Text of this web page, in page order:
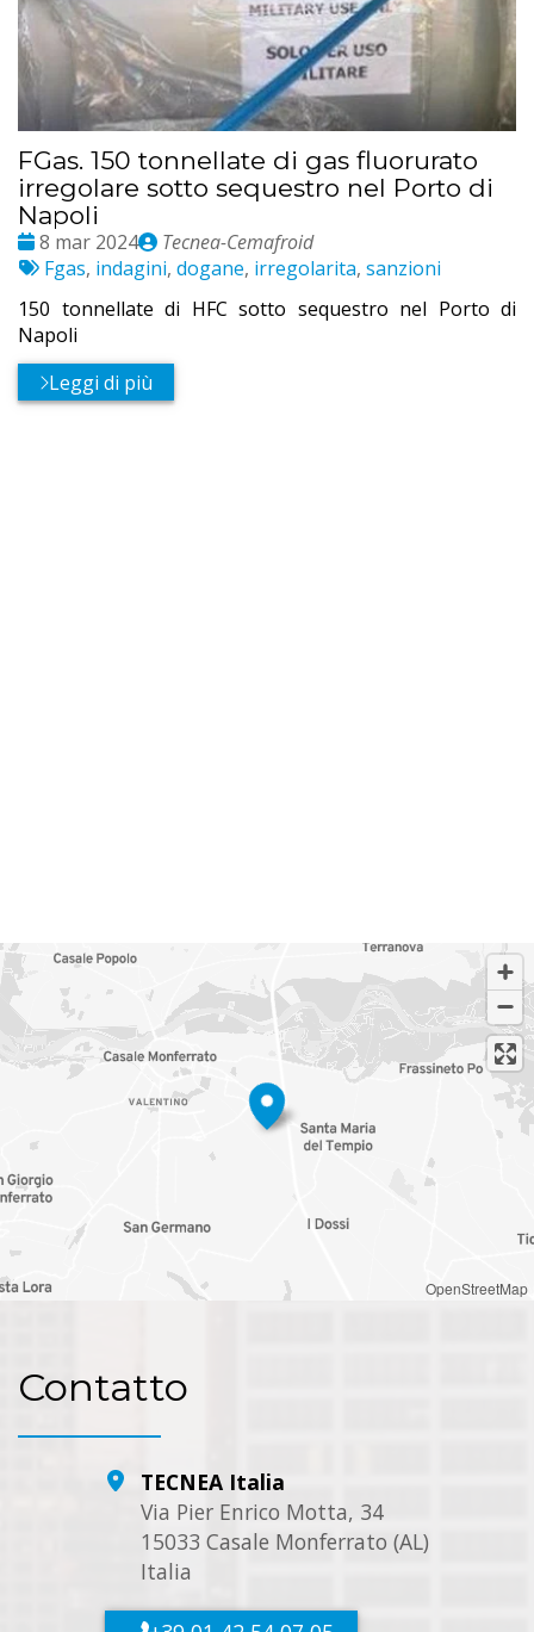
FGas. 150 tonnellate di gas fluorurato
irregolare sotto sequestro nel Porto di
Napoli
Date
:
8 mar 2024
Publié
par
Tecnea-Cemafroid
Etichette:
Fgas, indagini, dogane, irregolarita, sanzioni
150 tonnellate di HFC sotto sequestro nel Porto di
Napoli
Leggi di più
OpenStreetMap
Contatto
TECNEA Italia
Via Pier Enrico Motta, 34
15033 Casale Monferrato (AL)
Italia